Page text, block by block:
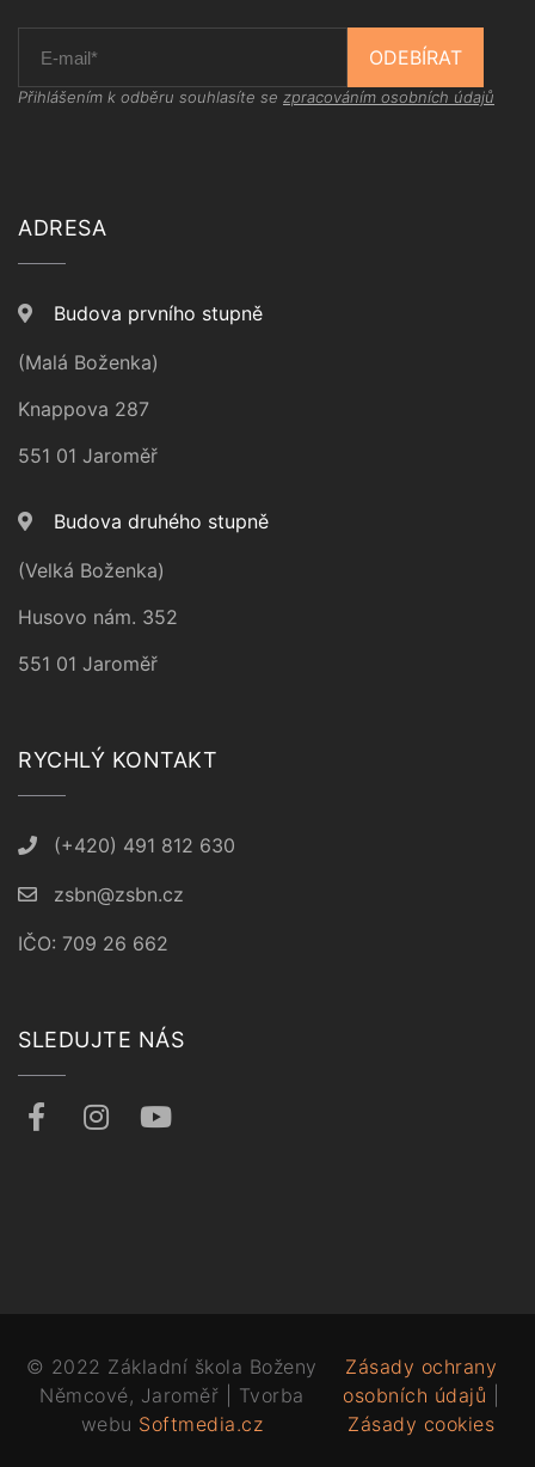
ODEBÍRAT
Přihlášením k odběru souhlasíte se zpracováním osobních údajů
ADRESA
Budova prvního stupně
(Malá Boženka)
Knappova 287
551 01 Jaroměř
Budova druhého stupně
(Velká Boženka)
Husovo nám. 352
551 01 Jaroměř
RYCHLÝ KONTAKT
(+420) 491 812 630
zsbn@zsbn.cz
IČO: 709 26 662
SLEDUJTE NÁS
© 2022 Základní škola Boženy
Němcové, Jaroměř | Tvorba
webu Softmedia.cz
Zásady ochrany
osobních údajů
Zásady cookies